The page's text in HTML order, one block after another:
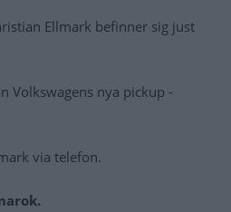
Ellmark befinner sig just
Volkswagens nya pickup -
via telefon.